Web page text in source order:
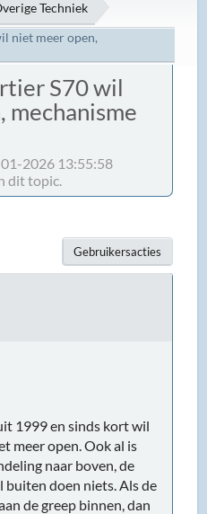
Techniek
niet meer open,
S70 wil
mechanisme
2026 13:55:58
dit topic.
Gebruikersacties
1999 en sinds kort wil
meer open. Ook al is
naar boven, de
buiten doen niets. Als de
de greep binnen, dan